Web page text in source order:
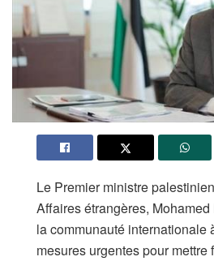
Le Premier ministre
Affaires étrangères,
la communauté internationale
mesures urgentes pour mettre